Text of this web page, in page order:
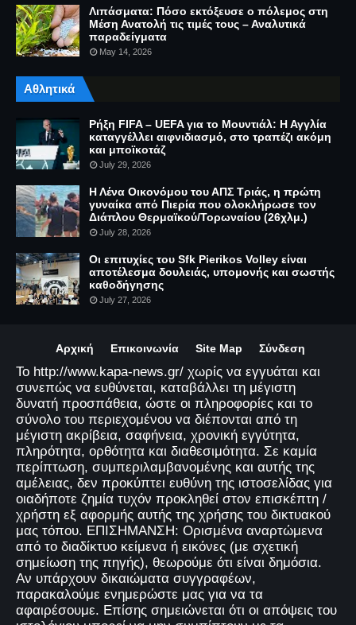
Λιπάσματα: Πόσο εκτόξευσε ο πόλεμος στη
Μέση Ανατολή τις τιμές τους – Αναλυτικά
παραδείγματα
May 14, 2026
Αθλητικά
Ρήξη FIFA – UEFA για το Μουντιάλ: Η Αγγλία
καταγγέλλει αιφνιδιασμό, στο τραπέζι ακόμη
και μποϊκοτάζ
July 29, 2026
Η Λένα Οικονόμου του ΑΠΣ Τριάς, η πρώτη
γυναίκα από Πιερία που ολοκλήρωσε τον
Διάπλου Θερμαϊκού/Τορωναίου (26χλμ.)
July 28, 2026
Οι επιτυχίες του Sfk Pierikos Volley είναι
αποτέλεσμα δουλειάς, υπομονής και σωστής
καθοδήγησης
July 27, 2026
Αρχική Επικοινωνία Site Map Σύνδεση
Το http://www.kapa-news.gr/ χωρίς να εγγυάται και
συνεπώς να ευθύνεται, καταβάλλει τη μέγιστη
δυνατή προσπάθεια, ώστε οι πληροφορίες και το
σύνολο του περιεχομένου να διέπονται από τη
μέγιστη ακρίβεια, σαφήνεια, χρονική εγγύτητα,
πληρότητα, ορθότητα και διαθεσιμότητα. Σε καμία
περίπτωση, συμπεριλαμβανομένης και αυτής της
αμέλειας, δεν προκύπτει ευθύνη της ιστοσελίδας για
οιαδήποτε ζημία τυχόν προκληθεί στον επισκέπτη /
χρήστη εξ αφορμής αυτής της χρήσης του δικτυακού
μας τόπου. ΕΠΙΣΗΜΑΝΣΗ: Ορισμένα αναρτώμενα
από το διαδίκτυο κείμενα ή εικόνες (με σχετική
σημείωση της πηγής), θεωρούμε ότι είναι δημόσια.
Αν υπάρχουν δικαιώματα συγγραφέων,
παρακαλούμε ενημερώστε μας για να τα
αφαιρέσουμε. Επίσης σημειώνεται ότι οι απόψεις του